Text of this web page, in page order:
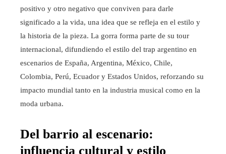
positivo y otro negativo que conviven para darle
significado a la vida, una idea que se refleja en el estilo y
la historia de la pieza. La gorra forma parte de su tour
internacional, difundiendo el estilo del trap argentino en
escenarios de España, Argentina, México, Chile,
Colombia, Perú, Ecuador y Estados Unidos, reforzando su
impacto mundial tanto en la industria musical como en la
moda urbana.
Del barrio al escenario:
influencia cultural y estilo